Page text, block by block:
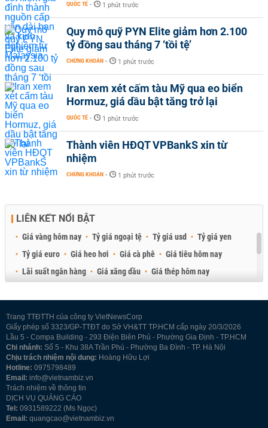
QUỐC TẾ - 1 phút trước
Quy mô quỹ PYN Elite giảm hơn 2.100
tỷ đồng sau tháng 7 ‘tồi tệ’
CHỨNG KHOÁN - 1 phút trước
Iran xem xét cấm tàu Mỹ qua eo biển
Hormuz, giá dầu bật tăng trở lại
QUỐC TẾ - 1 phút trước
Thành viên HĐQT VPBankS xin từ
nhiệm
CHỨNG KHOÁN - 1 phút trước
LIÊN KẾT NỔI BẬT
Giá vàng hôm nay Tỷ giá ngoại tệ Tỷ giá usd
Tỷ giá yen
Tỷ giá euro
Giá heo hơi Giá cà phê
Giá tiêu hôm nay
Lãi suất ngân hàng
Giá xăng dầu
Giá thép hôm nay
Trang TTĐTTH của công ty VietNewsCorp
Giấy phép số 3323/GP-TTĐT do Sở VH&TT TP.HCM cấp ngày 20/3/2026
Lầu 5 - Compa Building - 293 Điện Biên Phủ - Phường Gia Định - TP.HCM
Chi nhánh: Số 5 - Khu 38A Trần Phú - Phường Ba Đình - TP. Hà Nội
Chịu trách nhiệm nội dung: Hoàng Hữu Lợi
Hotline: 0975798489
Email: info@vietnambiz.vn
Trách nhiệm về thông tin
DỊCH VỤ QUẢNG CÁO
Tel: 0931589222 (Ms Ngọc)
Email: quangcao@vietnambiz.vn